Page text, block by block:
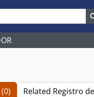
Related Registro